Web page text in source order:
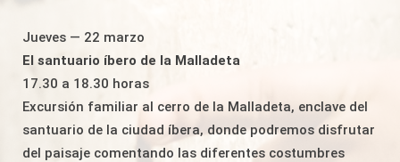
Jueves — 22 marzo
El santuario íbero de la Malladeta
17.30 a 18.30 horas
Excursión familiar al cerro de la Malladeta, enclave del
santuario de la ciudad íbera, donde podremos disfrutar
del paisaje comentando las diferentes costumbres